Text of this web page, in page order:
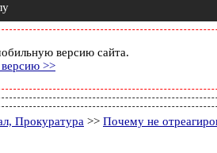
версию сайта.
>>
Прокуратура >> Почему не